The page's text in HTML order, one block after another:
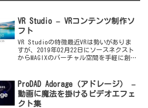
VR Studio – VRコンテンツ制作ソ
フト
VR Studioの特徴最近VRは勢いがありま
すが、2019年02月22日にソースネクスト
からMAGIXのバーチャル空間を手軽に創つ
チャル空間を創れるVRコンテ...
ProDAD Adorage（アドレージ） –
動画に魔法を掛けるビデオエフェ
クト集